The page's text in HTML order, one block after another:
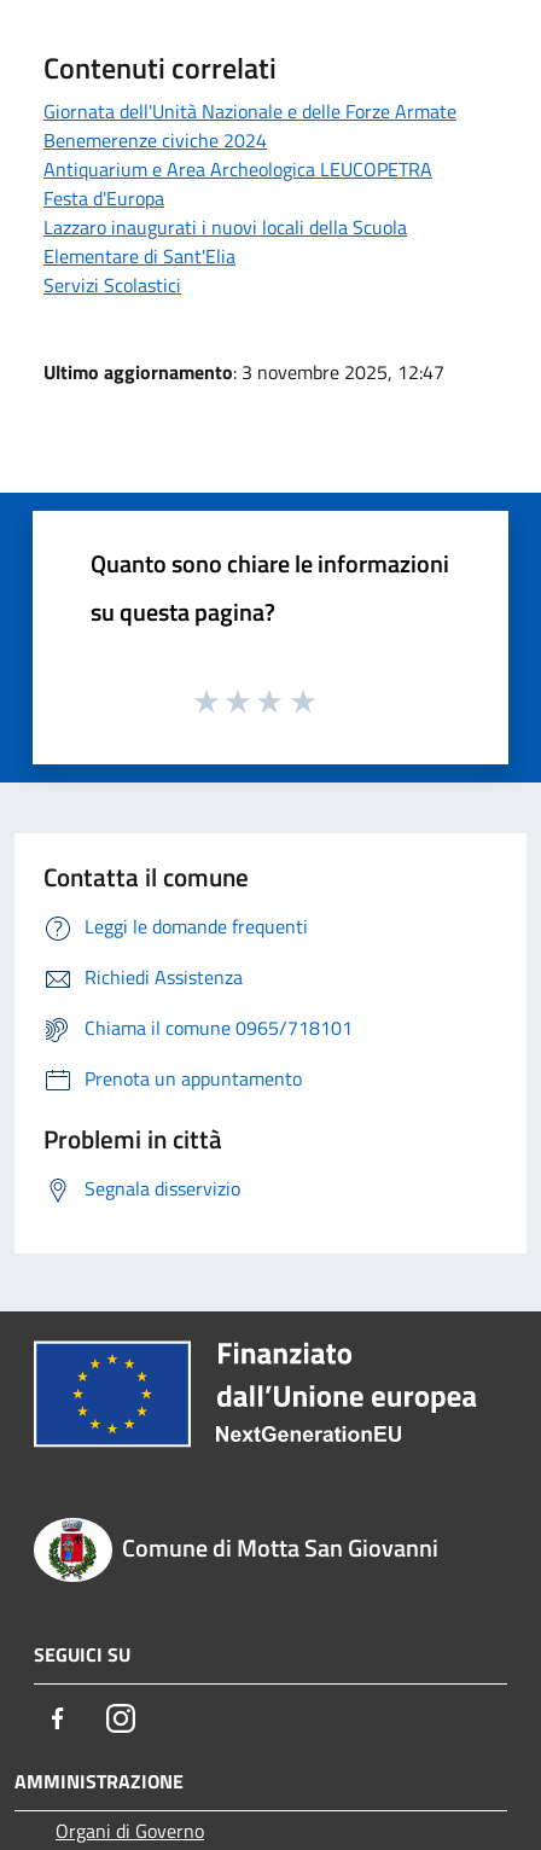
Contenuti correlati
Giornata dell'Unità Nazionale e delle Forze Armate
Benemerenze civiche 2024
Antiquarium e Area Archeologica LEUCOPETRA
Festa d'Europa
Lazzaro inaugurati i nuovi locali della Scuola
Elementare di Sant'Elia
Servizi Scolastici
Ultimo aggiornamento: 3 novembre 2025, 12:47
Quanto sono chiare le informazioni
su questa pagina?
Contatta il comune
Leggi le domande frequenti
Richiedi Assistenza
Chiama il comune 0965/718101
Prenota un appuntamento
Problemi in città
Segnala disservizio
Comune di Motta San Giovanni
SEGUICI SU
FacebookInstagram
AMMINISTRAZIONE
Organi di Governo